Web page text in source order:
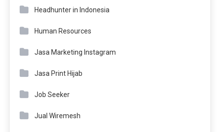
Headhunter in Indonesia
Human Resources
Jasa Marketing Instagram
Jasa Print Hijab
Job Seeker
Jual Wiremesh